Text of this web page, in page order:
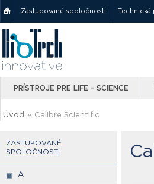
Zastupované spoločnosti
PRÍSTROJE PRE LIFE - SCIENCE
Úvod » Calibre Scientific
ZASTUPOVANÉ
SPOLOČNOSTI
A